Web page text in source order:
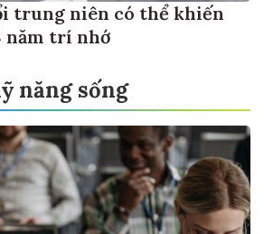
trung niên có thể khiến
năm trí nhớ
năng sống